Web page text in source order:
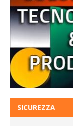
SICUREZZA